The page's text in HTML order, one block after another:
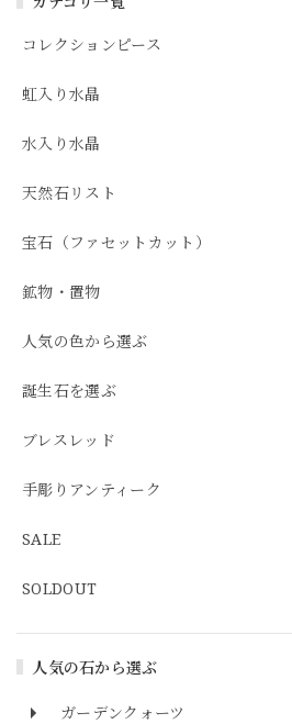
コレクションピース
虹入り水晶
水入り水晶
天然石リスト
宝石（ファセットカット）
鉱物・置物
人気の色から選ぶ
誕生石を選ぶ
ブレスレッド
手彫りアンティーク
SALE
SOLDOUT
人気の石から選ぶ
ガーデンクォーツ